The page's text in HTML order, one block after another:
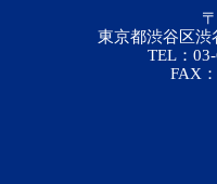
東京都渋谷区渋
TEL：03-
FAX